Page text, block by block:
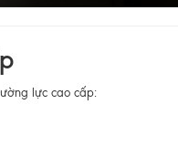
lực cao cấp: